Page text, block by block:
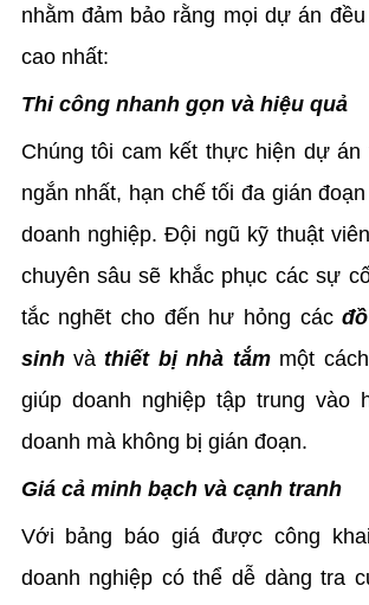
nhằm đảm bảo rằng mọi dự án
cao nhất:
Thi công nhanh gọn và hiệu quả
Chúng tôi cam kết thực hiện dự án
ngắn nhất, hạn chế tối đa gián
doanh nghiệp. Đội ngũ kỹ thuật
chuyên sâu sẽ khắc phục các sự
tắc nghẽt cho đến hư hỏng các
sinhvàthiết bị nhà tắmmột
giúp doanh nghiệp tập trung vào
doanh mà không bị gián đoạn.
Giá cả minh bạch và cạnh tranh
Với bảng báo giá được công
doanh nghiệp có thể dễ dàng tra